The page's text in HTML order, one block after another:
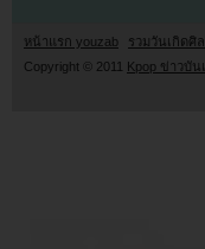
หน้าแรก youzab รวมวันเกิดศิ
Copyright © 2011
Kpop ข่าวบั